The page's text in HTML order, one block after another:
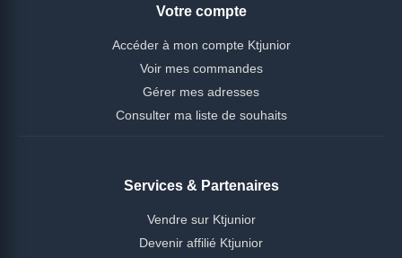
Votre compte
Accéder à mon compte Ktjunior
Voir mes commandes
Gérer mes adresses
Consulter ma liste de souhaits
Services & Partenaires
Vendre sur Ktjunior
Devenir affilié Ktjunior